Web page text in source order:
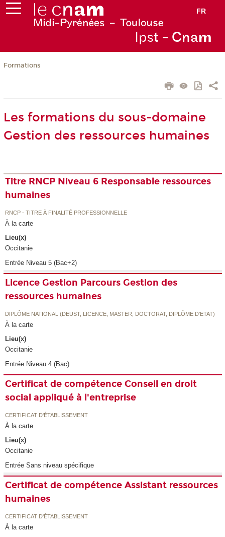
FR
Ipst - Cnam
Formations
Les formations du sous-domaine
Gestion des ressources humaines
Titre RNCP Niveau 6 Responsable ressources
humaines
RNCP - TITRE À FINALITÉ PROFESSIONNELLE
À la carte
Lieu(x)
Occitanie
Entrée Niveau 5 (Bac+2)
Licence Gestion Parcours Gestion des
ressources humaines
DIPLÔME NATIONAL (DEUST, LICENCE, MASTER, DOCTORAT, DIPLÔME D'ETAT)
À la carte
Lieu(x)
Occitanie
Entrée Niveau 4 (Bac)
Certificat de compétence Conseil en droit
social appliqué à l'entreprise
CERTIFICAT D'ÉTABLISSEMENT
À la carte
Lieu(x)
Occitanie
Entrée Sans niveau spécifique
Certificat de compétence Assistant ressources
humaines
CERTIFICAT D'ÉTABLISSEMENT
À la carte